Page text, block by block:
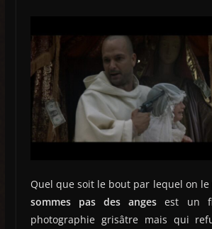
Quel que soit le bout par lequel on
sommes pas des anges est un
photographie grisâtre mais qui